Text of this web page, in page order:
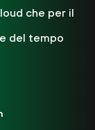
che per il
del tempo